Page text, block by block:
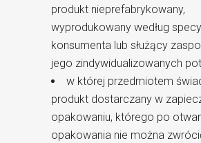
produkt nieprefabrykowany,
wyprodukowany według
konsumenta lub służący
jego zindywidualizowanych
w której przedmiotem
produkt dostarczany w
opakowaniu, którego po
opakowania nie można